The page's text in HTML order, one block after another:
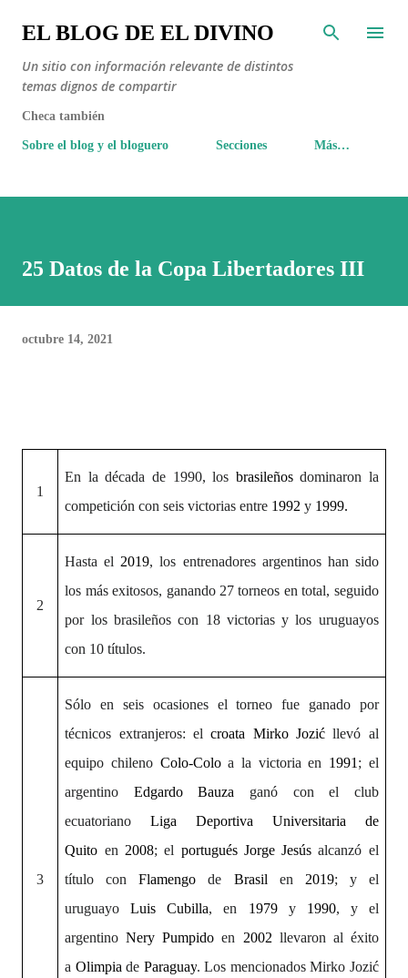
Ir al contenido principal
EL BLOG DE EL DIVINO
Un sitio con información relevante de distintos
temas dignos de compartir
Checa también
Sobre el blog y el bloguero Secciones Más…
25 Datos de la Copa Libertadores III
octubre 14, 2021
1
En la década de 1990, los brasileñosdominaron la
competición con seis victorias entre 1992 y 1999.
2
Hasta el 2019, los entrenadores argentinos han sido
los más exitosos, ganando 27 torneos en total, seguido
por los brasileños con 18 victorias y los uruguayos
con 10 títulos.
3
Sólo en seis ocasiones el torneo fue ganado por
técnicos extranjeros: elcroata Mirko Jozić llevó al
equipo chileno Colo-Coloa la victoria en 1991 ; el
argentino Edgardo Bauza ganó con el club
ecuatorianoLiga Deportiva Universitaria de
Quito en 2008; el portugués Jorge Jesús alcanzó el
título conFlamengo de Brasil en 2019; y el
uruguayoLuis Cubilla, en 1979y 1990, y el
argentinoNery Pumpido en 2002 llevaron al éxito
a Olimpia de Paraguay. Los mencionados Mirko Jozić